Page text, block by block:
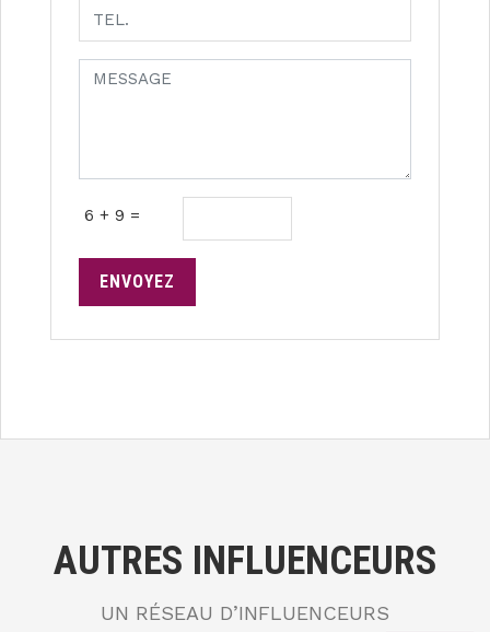
6 + 9 =
ENVOYEZ
AUTRES INFLUENCEURS
UN RÉSEAU D’INFLUENCEURS